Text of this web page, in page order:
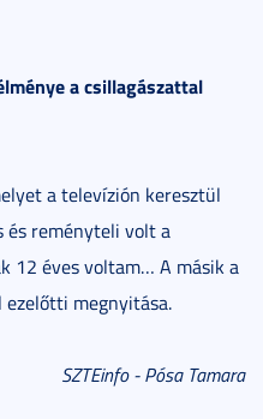
a csillagászattal
a televízión keresztül
és reményteli volt a
12 éves voltam… A másik a
ezelőtti megnyitása.
SZTEinfo - Pósa Tamara